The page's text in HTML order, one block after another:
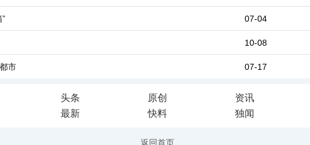
07-04
10-08
07-17
市
头条 原创 资讯
最新 快料 独闻
返回首页